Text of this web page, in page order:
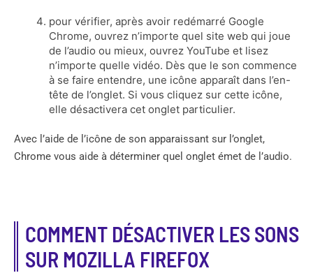
pour vérifier, après avoir redémarré Google
Chrome, ouvrez n’importe quel site web qui joue
de l’audio ou mieux, ouvrez YouTube et lisez
n’importe quelle vidéo. Dès que le son commence
à se faire entendre, une icône apparaît dans l’en-
tête de l’onglet. Si vous cliquez sur cette icône,
elle désactivera cet onglet particulier.
Avec l’aide de l’icône de son apparaissant sur l’onglet,
Chrome vous aide à déterminer quel onglet émet de l’audio.
COMMENT DÉSACTIVER LES SONS
SUR MOZILLA FIREFOX